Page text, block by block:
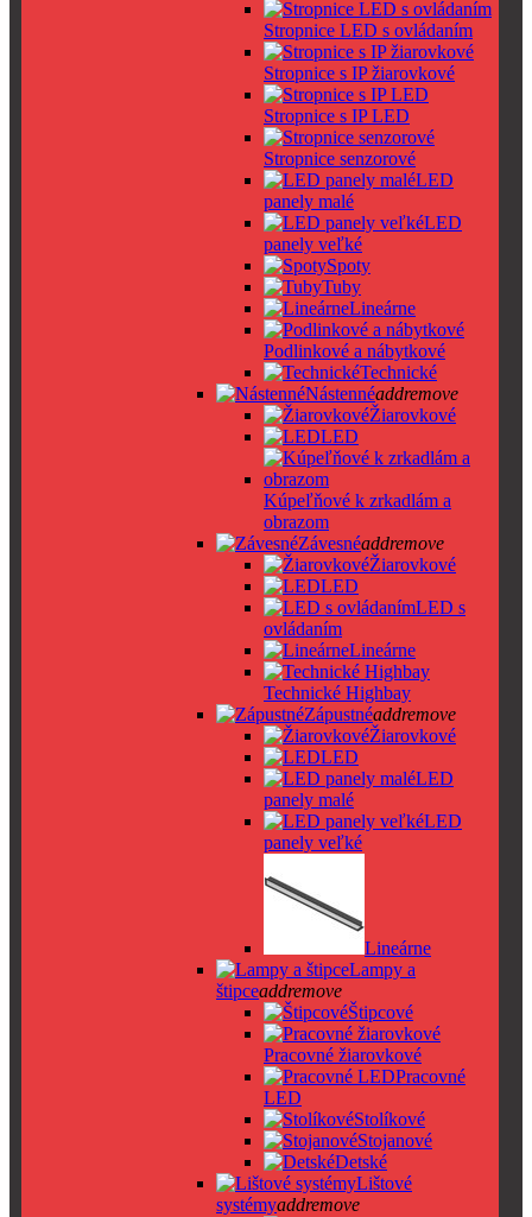
Stropnice LED s ovládaním
Stropnice s IP žiarovkové
Stropnice s IP LED
Stropnice senzorové
LED
panely malé
LED
panely veľké
Spoty
Tuby
Lineárne
Podlinkové a nábytkové
Technické
Nástennéaddremove
Žiarovkové
LED
Kúpeľňové k zrkadlám a
obrazom
Závesnéaddremove
Žiarovkové
LED
LED s
ovládaním
Lineárne
Technické Highbay
Zápustnéaddremove
Žiarovkové
LED
LED
panely malé
LED
panely veľké
Lineárne
Lampy a
štipceaddremove
Štipcové
Pracovné žiarovkové
Pracovné
LED
Stolíkové
Stojanové
Detské
Lištové
systémyaddremove